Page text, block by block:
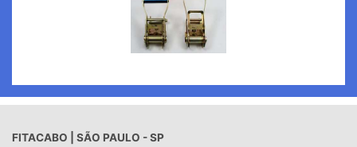
FITACABO | SÃO PAULO - SP